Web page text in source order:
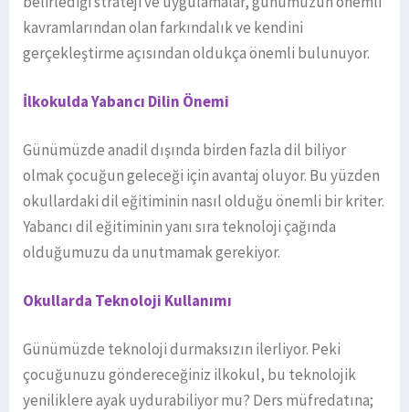
kavramlarından olan farkındalık ve kendini
gerçekleştirme açısından oldukça önemli bulunuyor.
İlkokulda Yabancı Dilin Önemi
Günümüzde anadil dışında birden fazla dil biliyor
olmak çocuğun geleceği için avantaj oluyor. Bu yüzden
okullardaki dil eğitiminin nasıl olduğu önemli bir kriter.
Yabancı dil eğitiminin yanı sıra teknoloji çağında
olduğumuzu da unutmamak gerekiyor.
Okullarda Teknoloji Kullanımı
Günümüzde teknoloji durmaksızın ilerliyor. Peki
çocuğunuzu göndereceğiniz ilkokul, bu teknolojik
yeniliklere ayak uydurabiliyor mu? Ders müfredatına;